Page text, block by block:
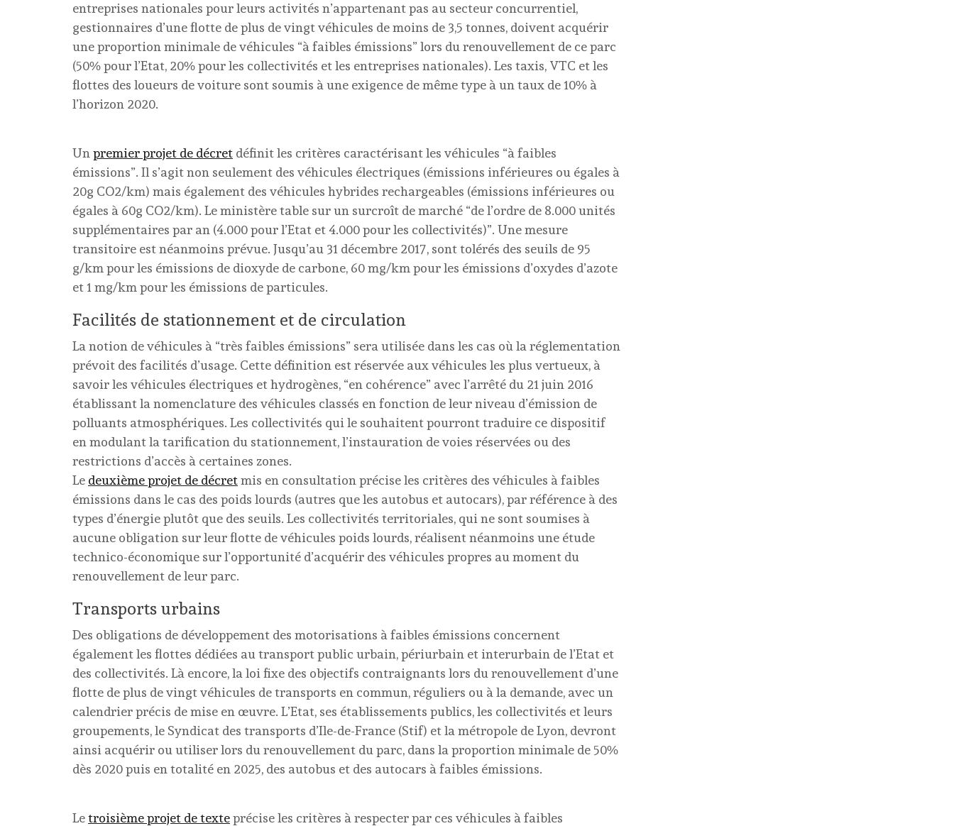
entreprises nationales pour leurs activités n’appartenant pas au secteur concurrentiel,
gestionnaires d’une flotte de plus de vingt véhicules de moins de 3,5 tonnes, doivent acquérir
une proportion minimale de véhicules “à faibles émissions” lors du renouvellement de ce parc
(50% pour l’Etat, 20% pour les collectivités et les entreprises nationales). Les taxis, VTC et les
flottes des loueurs de voiture sont soumis à une exigence de même type à un taux de 10% à
l’horizon 2020.
Un premier projet de décret définit les critères caractérisant les véhicules “à faibles
émissions”. Il s’agit non seulement des véhicules électriques (émissions inférieures ou égales à
20g CO2/km) mais également des véhicules hybrides rechargeables (émissions inférieures ou
égales à 60g CO2/km). Le ministère table sur un surcroît de marché “de l’ordre de 8.000 unités
supplémentaires par an (4.000 pour l’Etat et 4.000 pour les collectivités)”. Une mesure
transitoire est néanmoins prévue. Jusqu’au 31 décembre 2017, sont tolérés des seuils de 95
g/km pour les émissions de dioxyde de carbone, 60 mg/km pour les émissions d’oxydes d’azote
et 1 mg/km pour les émissions de particules.
Facilités de stationnement et de circulation
La notion de véhicules à “très faibles émissions” sera utilisée dans les cas où la réglementation
prévoit des facilités d’usage. Cette définition est réservée aux véhicules les plus vertueux, à
savoir les véhicules électriques et hydrogènes, “en cohérence” avec l’arrêté du 21 juin 2016
établissant la nomenclature des véhicules classés en fonction de leur niveau d’émission de
polluants atmosphériques. Les collectivités qui le souhaitent pourront traduire ce dispositif
en modulant la tarification du stationnement, l’instauration de voies réservées ou des
restrictions d’accès à certaines zones.
Le deuxième projet de décretmis en consultation précise les critères des véhicules à faibles
émissions dans le cas des poids lourds (autres que les autobus et autocars), par référence à des
types d’énergie plutôt que des seuils. Les collectivités territoriales, qui ne sont soumises à
aucune obligation sur leur flotte de véhicules poids lourds, réalisent néanmoins une étude
technico-économique sur l’opportunité d’acquérir des véhicules propres au moment du
renouvellement de leur parc.
Transports urbains
Des obligations de développement des motorisations à faibles émissions concernent
également les flottes dédiées au transport public urbain, périurbain et interurbain de l’Etat et
des collectivités. Là encore, la loi fixe des objectifs contraignants lors du renouvellement d’une
flotte de plus de vingt véhicules de transports en commun, réguliers ou à la demande, avec un
calendrier précis de mise en œuvre. L’Etat, ses établissements publics, les collectivités et leurs
groupements, le Syndicat des transports d’Ile-de-France (Stif) et la métropole de Lyon, devront
ainsi acquérir ou utiliser lors du renouvellement du parc, dans la proportion minimale de 50%
dès 2020 puis en totalité en 2025, des autobus et des autocars à faibles émissions.
Letroisième projet de texteprécise les critères à respecter par ces véhicules à faibles